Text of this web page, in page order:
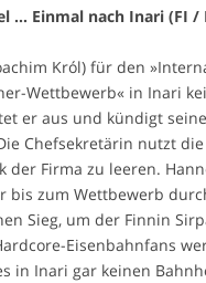
… Einmal nach Inari (FI /
Król) für den
Wettbewerb« in Inari
er aus und kündigt
Chefsekretärin nutzt
der Firma zu leeren.
bis zum Wettbewerb
Sieg, um der Finnin
Eisenbahnfans
in Inari gar keinen